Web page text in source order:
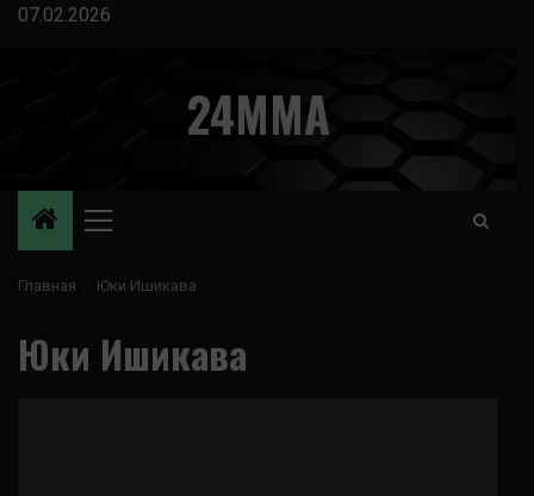
Перейти
07.02.2026
24MMA
Основное
Главная Юки Ишикава
Юки Ишикава